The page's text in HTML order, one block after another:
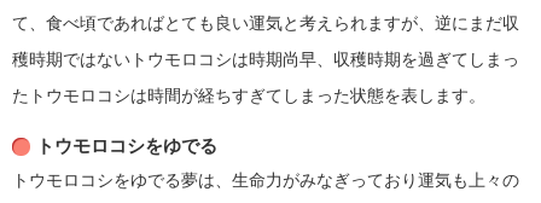
て、食べ頃であればとても良い運気と考えられますが、逆にまだ収
穫時期ではないトウモロコシは時期尚早、収穫時期を過ぎてしまっ
たトウモロコシは時間が経ちすぎてしまった状態を表します。
トウモロコシをゆでる
トウモロコシをゆでる夢は、生命力がみなぎっており運気も上々の